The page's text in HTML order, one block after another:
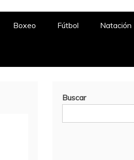
Boxeo Fútbol Natación​
Buscar